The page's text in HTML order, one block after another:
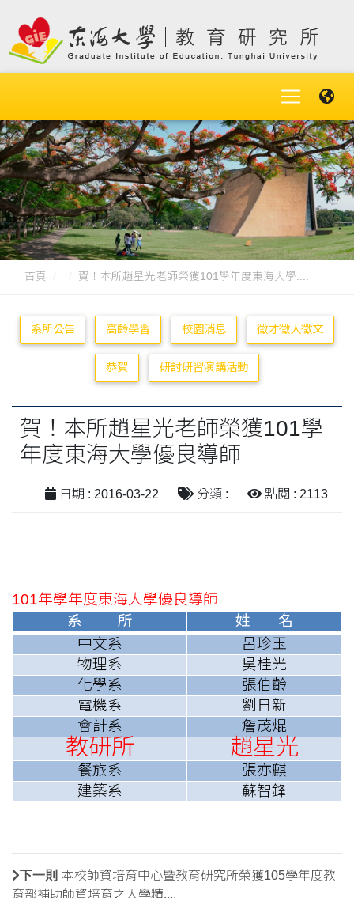
首頁 賀！本所趙星光老師榮獲101學年度東海大學....
系所公告 高齡學習 校園消息 徵才徵人徵文
恭賀 研討研習演講活動
賀！本所趙星光老師榮獲101學
年度東海大學優良導師
日期 : 2016-03-22 分類 : 點閱 : 2113
101年學年度東海大學優良導師
系 所
姓 名
中文系
呂珍玉
物理系
吳桂光
化學系
張伯齡
電機系
劉日新
會計系
詹茂焜
教研所 趙星光
餐旅系
張亦麒
建築系
蘇智鋒
下一則 本校師資培育中心暨教育研究所榮獲105學年度教
育部補助師資培育之大學精....